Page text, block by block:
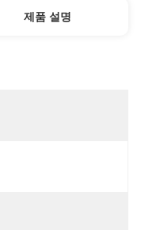
제품 설명